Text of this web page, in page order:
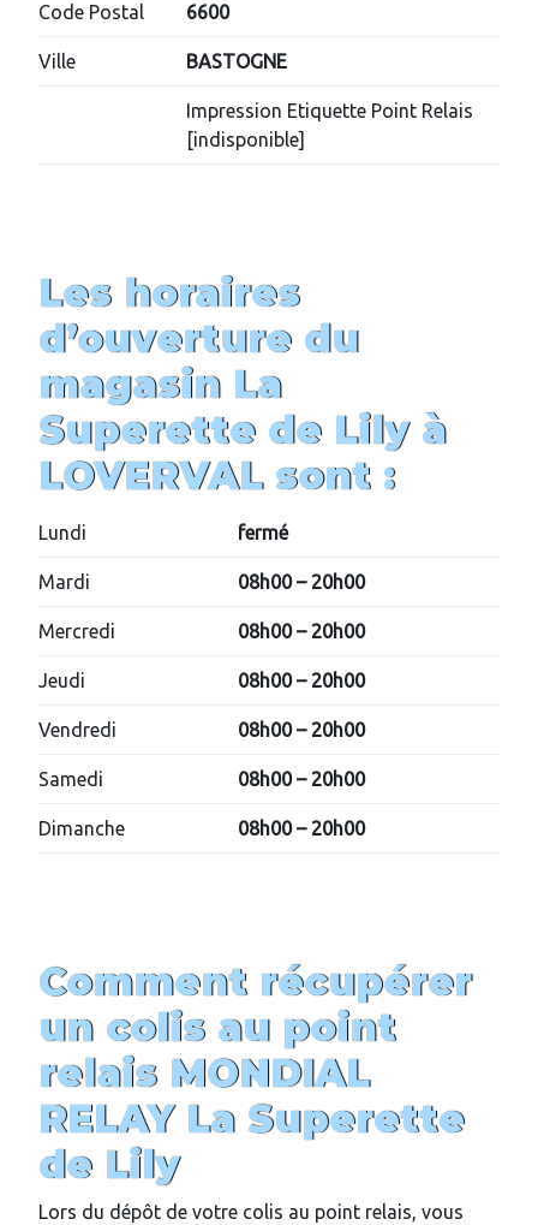
Code Postal 6600
Ville BASTOGNE
Impression Etiquette Point Relais
[indisponible]
Les horaires
d’ouverture du
magasin La
Superette de Lily à
LOVERVAL sont :
Lundi fermé
Mardi 08h00 – 20h00
Mercredi 08h00 – 20h00
Jeudi 08h00 – 20h00
Vendredi 08h00 – 20h00
Samedi 08h00 – 20h00
Dimanche 08h00 – 20h00
Comment récupérer
un colis au point
relais MONDIAL
RELAY La Superette
de Lily
Lors du dépôt de votre colis au point relais, vous